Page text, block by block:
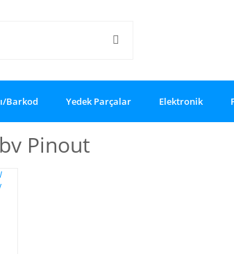
Barkod Yedek Parçalar Elektronik
Pinout